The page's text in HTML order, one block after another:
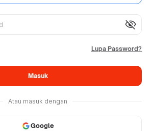
visibility_off
Lupa Password?
Masuk
Atau masuk dengan
Google